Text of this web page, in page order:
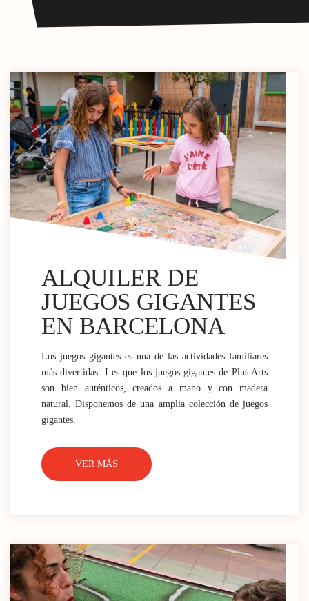
ALQUILER DE
JUEGOS GIGANTES
EN BARCELONA
Los juegos gigantes es una de las actividades familiares
más divertidas. I es que los juegos gigantes de Plus Arts
son bien auténticos, creados a mano y con madera
natural. Disponemos de una amplia colección de juegos
gigantes.
VER MÁS